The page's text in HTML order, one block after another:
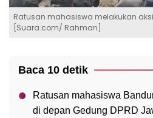
Ratusan mahasiswa melakukan
[Suara.com/ Rahman]
Baca 10 detik
Ratusan mahasiswa
di depan Gedung DPRD